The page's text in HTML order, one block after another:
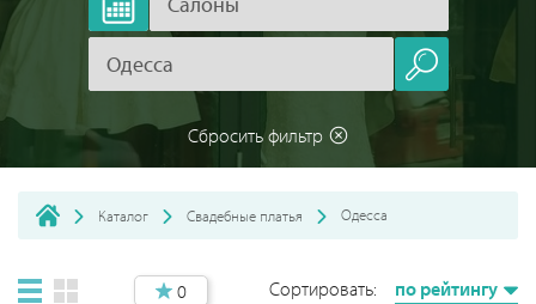
Сбросить фильтр
Каталог Свадебные платья Одесса
0 Сортировать: по рейтингу